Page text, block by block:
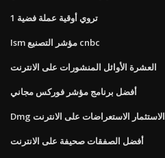
1 تروي أوقية عملة فضية
Ism مؤشر التصنيع cnbc
العشرة الأوائل المنشورات على الانترنت
أفضل برنامج مؤشر فوركس مجاني
Dmg الاستثمار الاستعراضات على الانترنت
أفضل الصفقات صحيفة على الانترنت